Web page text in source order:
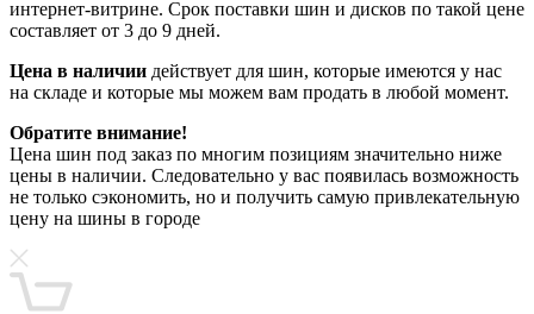
интернет-витрине. Срок поставки шин и дисков по такой цене
составляет от 3 до 9 дней.
Цена в наличии действует для шин, которые имеются у нас
на складе и которые мы можем вам продать в любой момент.
Обратите внимание!
Цена шин под заказ по многим позициям значительно ниже
цены в наличии. Следовательно у вас появилась возможность
не только сэкономить, но и получить самую привлекательную
цену на шины в городе